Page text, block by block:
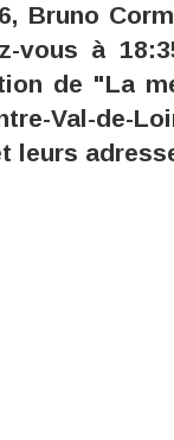
Bruno
vous à
de "La
Val-de-
leurs